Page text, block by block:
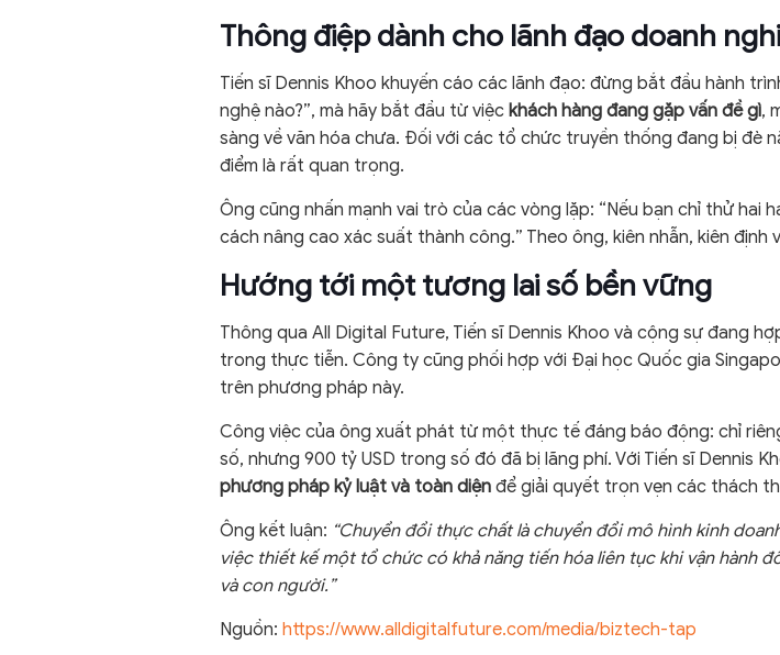
Thông điệp dành cho lãnh đạo doanh
Tiến sĩ Dennis Khoo khuyến cáo các lãnh đạo: đừng bắt đầu hành
nghệ nào?”, mà hãy bắt đầu từ việc khách hàng đang gặp vấn đề gì,
sàng về văn hóa chưa. Đối với các tổ chức truyền thống đang bị đè
điểm là rất quan trọng.
Ông cũng nhấn mạnh vai trò của các vòng lặp: “Nếu bạn chỉ thử hai
cách nâng cao xác suất thành công.” Theo ông, kiên nhẫn, kiên định
Hướng tới một tương lai số bền vững
Thông qua All Digital Future, Tiến sĩ Dennis Khoo và cộng sự đang
trong thực tiễn. Công ty cũng phối hợp với Đại học Quốc gia
trên phương pháp này.
Công việc của ông xuất phát từ một thực tế đáng báo động: chỉ
số, nhưng 900 tỷ USD trong số đó đã bị lãng phí. Với Tiến sĩ Dennis
phương pháp kỷ luật và toàn diện để giải quyết trọn vẹn các thách
Ông kết luận: “Chuyển đổi thực chất là chuyển đổi mô hình kinh
việc thiết kế một tổ chức có khả năng tiến hóa liên tục khi vận hành
và con người.”
Nguồn: https://www.alldigitalfuture.com/media/biztech-tap